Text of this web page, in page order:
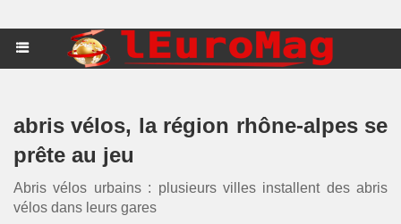
abris vélos, la région rhône-alpes se
prête au jeu
Abris vélos urbains : plusieurs villes installent des abris
vélos dans leurs gares